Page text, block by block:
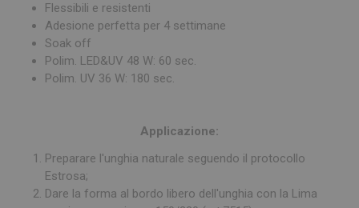
Flessibili e resistenti
Adesione perfetta per 4 settimane
Soak off
Polim. LED&UV 48 W: 60 sec.
Polim. UV 36 W: 180 sec.
Applicazione:
Preparare l'unghia naturale seguendo il protocollo
Estrosa;
Dare la forma al bordo libero dell'unghia con la Lima